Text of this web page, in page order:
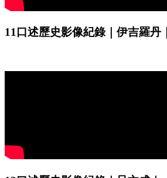
11口述歷史影像紀錄｜伊吉羅丹｜